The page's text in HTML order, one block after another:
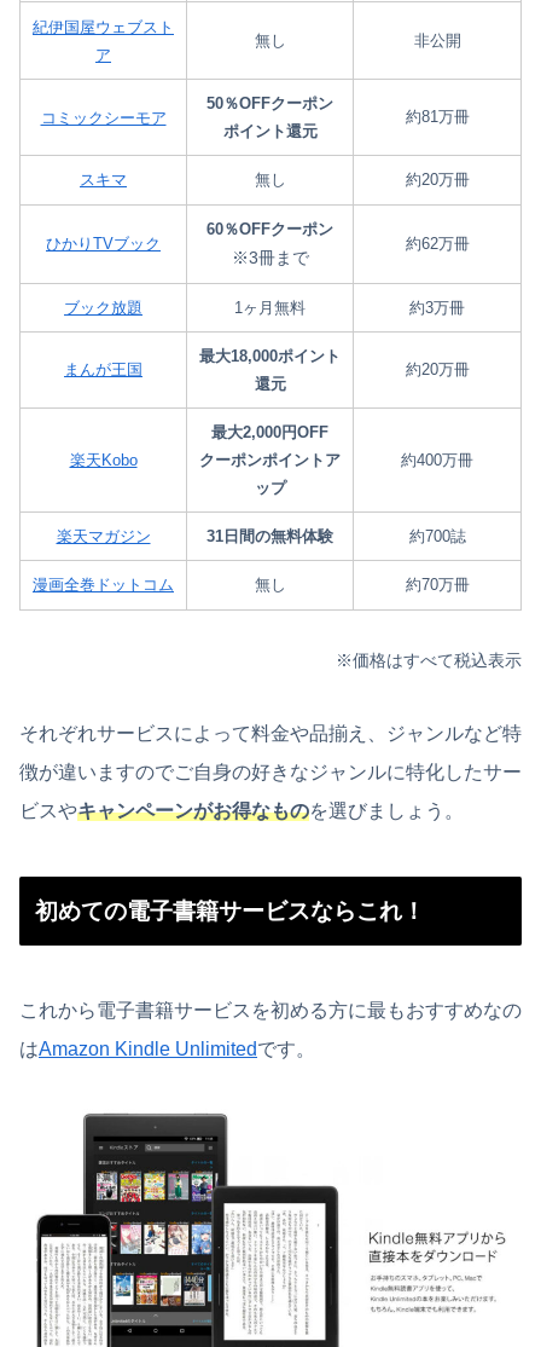
紀伊国屋ウェブスト
ア
無し 非公開
コミックシーモア
50％OFFクーポン
ポイント還元
約81万冊
スキマ 無し 約20万冊
ひかりTVブック
60％OFFクーポン
※3冊まで
約62万冊
ブック放題 1ヶ月無料 約3万冊
まんが王国
最大18,000ポイント
還元
約20万冊
楽天Kobo
最大2,000円OFF
クーポンポイントア
ップ
約400万冊
楽天マガジン 31日間の無料体験 約700誌
漫画全巻ドットコム 無し 約70万冊
※価格はすべて税込表示
それぞれサービスによって料金や品揃え、ジャンルなど特
徴が違いますのでご自身の好きなジャンルに特化したサー
ビスやキャンペーンがお得なものを選びましょう。
初めての電子書籍サービスならこれ！
これから電子書籍サービスを初める方に最もおすすめなの
はAmazon Kindle Unlimitedです。